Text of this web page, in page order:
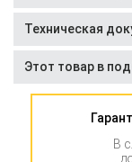
Техническая
Этот товар в
В